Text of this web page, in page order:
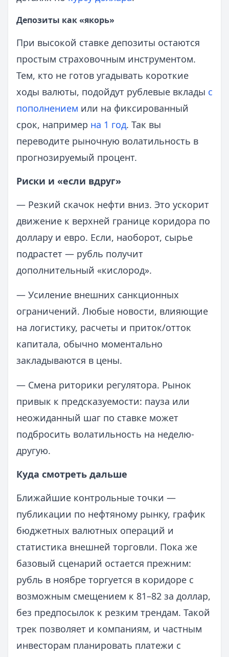
Депозиты как «якорь»
При высокой ставке депозиты остаются
простым страховочным инструментом.
Тем, кто не готов угадывать короткие
ходы валюты, подойдут рублевые вклады с
пополнением или на фиксированный
срок, например на 1 год. Так вы
переводите рыночную волатильность в
прогнозируемый процент.
Риски и «если вдруг»
— Резкий скачок нефти вниз. Это ускорит
движение к верхней границе коридора по
доллару и евро. Если, наоборот, сырье
подрастет — рубль получит
дополнительный «кислород».
— Усиление внешних санкционных
ограничений. Любые новости, влияющие
на логистику, расчеты и приток/отток
капитала, обычно моментально
закладываются в цены.
— Смена риторики регулятора. Рынок
привык к предсказуемости: пауза или
неожиданный шаг по ставке может
подбросить волатильность на неделю-
другую.
Куда смотреть дальше
Ближайшие контрольные точки —
публикации по нефтяному рынку, график
бюджетных валютных операций и
статистика внешней торговли. Пока же
базовый сценарий остается прежним:
рубль в ноябре торгуется в коридоре с
возможным смещением к 81–82 за доллар,
без предпосылок к резким трендам. Такой
трек позволяет и компаниям, и частным
инвесторам планировать платежи с